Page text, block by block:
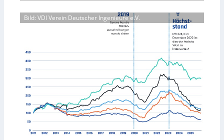
Bild: VDI Verein Deutscher Ingenieure e.V.